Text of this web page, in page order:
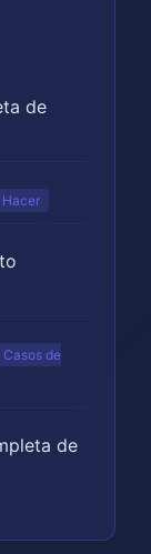
de
Casos de
de